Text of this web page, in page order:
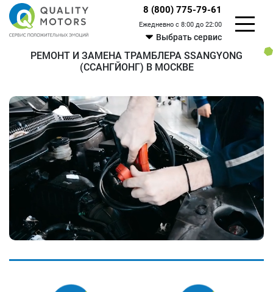
8 (800) 775-79-61
Ежедневно с 8:00 до 22:00
Выбрать сервис
РЕМОНТ И ЗАМЕНА ТРАМБЛЕРА SSANGYONG
(ССАНГЙОНГ) В МОСКВЕ